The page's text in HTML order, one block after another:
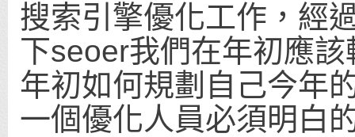
搜索引擎優化工作，經
下seoer我們在年初應該
年初如何規劃自己今年
一個優化人員必須明白